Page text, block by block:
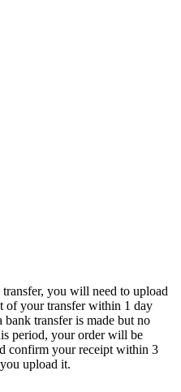
you will need to upload
of your transfer within 1 day
transfer is made but no
period, your order will be
confirm your receipt within 3
upload it.